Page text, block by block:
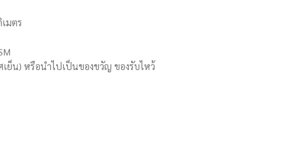
มตร
ย็น) หรือนำไปเป็นของขวัญ ของรับไหว้